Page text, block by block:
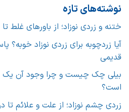
نوشته‌های تازه
ختنه و زردی نوزاد؛ از باورهای غلط
آیا زردچوبه برای زردی نوزاد خوبه؟
قدیمی
بیلی چک چیست و چرا وجود آن یک
است؟
زردی چشم نوزاد؛ از علت و علائم